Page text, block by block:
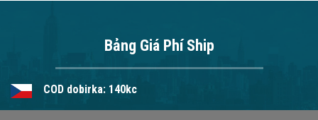
Bảng Giá Phí Ship
COD dobirka: 140kc